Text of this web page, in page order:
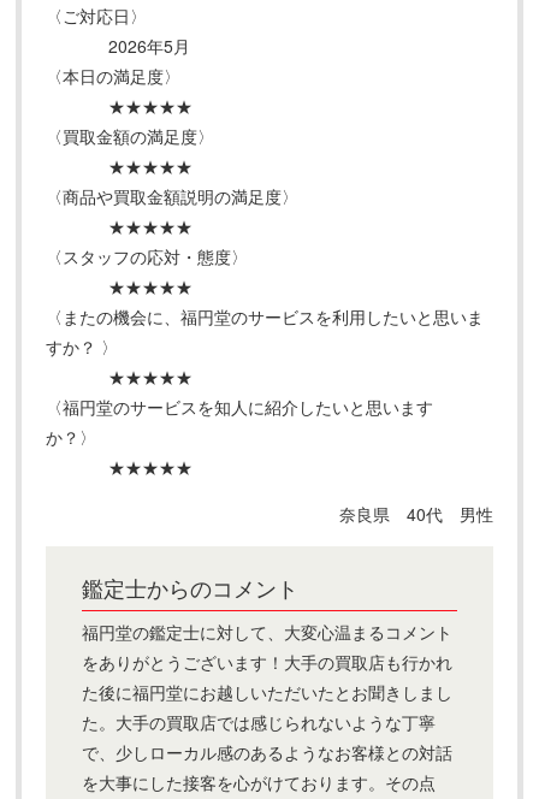
〈ご対応日〉
2026年5月
〈本日の満足度〉
★★★★★
〈買取金額の満足度〉
★★★★★
〈商品や買取金額説明の満足度〉
★★★★★
〈スタッフの応対・態度〉
★★★★★
〈またの機会に、福円堂のサービスを利用したいと思いま
すか？ 〉
★★★★★
〈福円堂のサービスを知人に紹介したいと思います
か？〉
★★★★★
奈良県 40代 男性
鑑定士からのコメント
福円堂の鑑定士に対して、大変心温まるコメント
をありがとうございます！大手の買取店も行かれ
た後に福円堂にお越しいただいたとお聞きしまし
た。大手の買取店では感じられないような丁寧
で、少しローカル感のあるようなお客様との対話
を大事にした接客を心がけております。その点